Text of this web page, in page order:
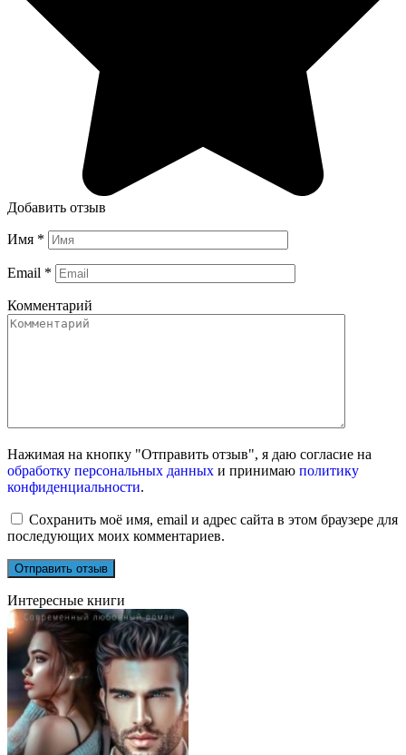
Добавить отзыв
Имя *
Email *
Комментарий
Нажимая на кнопку "Отправить отзыв", я даю согласие на
обработку персональных данных и принимаю политику
конфиденциальности.
Сохранить моё имя, email и адрес сайта в этом браузере для
последующих моих комментариев.
Интересные книги